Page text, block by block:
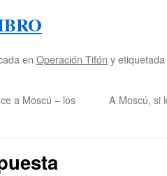
en Operación Tifón y
a Moscú – los
A Moscú, si